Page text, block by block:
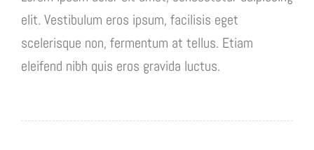
elit. Vestibulum eros ipsum, facilisis eget
scelerisque non, fermentum at tellus. Etiam
eleifend nibh quis eros gravida luctus.